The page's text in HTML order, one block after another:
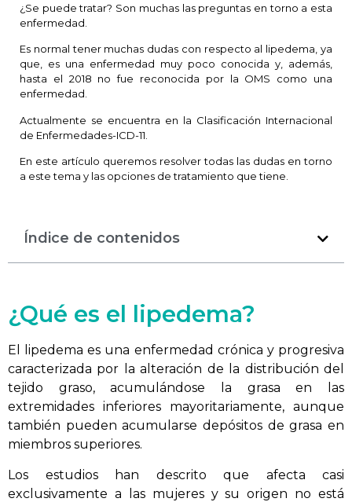
¿Se puede tratar? Son muchas las preguntas en torno a esta
enfermedad.
Es normal tener muchas dudas con respecto al lipedema, ya
que, es una enfermedad muy poco conocida y, además,
hasta el 2018 no fue reconocida por la OMS como una
enfermedad.
Actualmente se encuentra en la Clasificación Internacional
de Enfermedades-ICD-11.
En este artículo queremos resolver todas las dudas en torno
a este tema y las opciones de tratamiento que tiene.
Índice de contenidos
¿Qué es el lipedema?
El lipedema es una enfermedad crónica y progresiva
caracterizada por la alteración de la distribución del
tejido graso, acumulándose la grasa en las
extremidades inferiores mayoritariamente, aunque
también pueden acumularse depósitos de grasa en
miembros superiores.
Los estudios han descrito que afecta casi
exclusivamente a las mujeres y su origen no está